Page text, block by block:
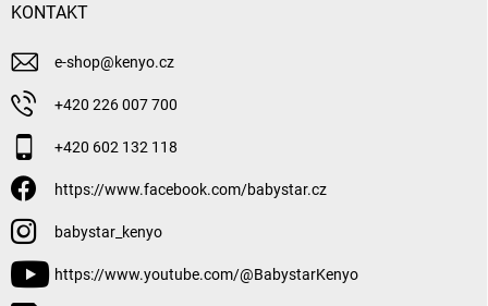
KONTAKT
e-shop@kenyo.cz
+420 226 007 700
+420 602 132 118
https://www.facebook.com/babystar.cz
babystar_kenyo
https://www.youtube.com/@BabystarKenyo